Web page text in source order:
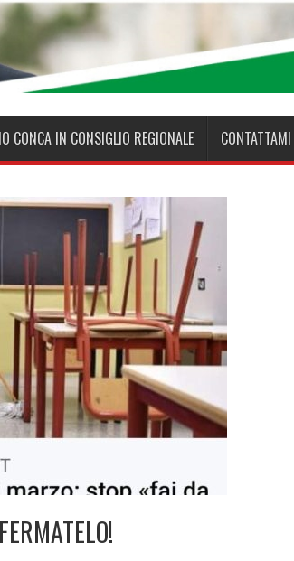
CONCA IN CONSIGLIO REGIONALE CONTATTAMI